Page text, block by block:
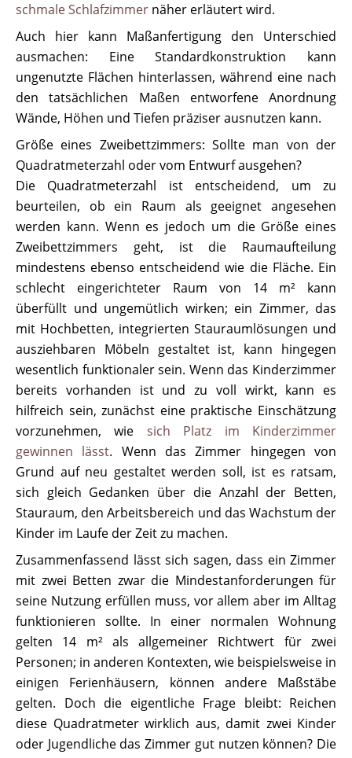
schmale Schlafzimmer näher erläutert wird.
Auch hier kann Maßanfertigung den Unterschied
ausmachen: Eine Standardkonstruktion kann
ungenutzte Flächen hinterlassen, während eine nach
den tatsächlichen Maßen entworfene Anordnung
Wände, Höhen und Tiefen präziser ausnutzen kann.
Größe eines Zweibettzimmers: Sollte man von der
Quadratmeterzahl oder vom Entwurf ausgehen?
Die Quadratmeterzahl ist entscheidend, um zu
beurteilen, ob ein Raum als geeignet angesehen
werden kann. Wenn es jedoch um die Größe eines
Zweibettzimmers geht, ist die Raumaufteilung
mindestens ebenso entscheidend wie die Fläche. Ein
schlecht eingerichteter Raum von 14 m² kann
überfüllt und ungemütlich wirken; ein Zimmer, das
mit Hochbetten, integrierten Stauraumlösungen und
ausziehbaren Möbeln gestaltet ist, kann hingegen
wesentlich funktionaler sein. Wenn das Kinderzimmer
bereits vorhanden ist und zu voll wirkt, kann es
hilfreich sein, zunächst eine praktische Einschätzung
vorzunehmen, wie sich Platz im Kinderzimmer
gewinnen lässt. Wenn das Zimmer hingegen von
Grund auf neu gestaltet werden soll, ist es ratsam,
sich gleich Gedanken über die Anzahl der Betten,
Stauraum, den Arbeitsbereich und das Wachstum der
Kinder im Laufe der Zeit zu machen.
Zusammenfassend lässt sich sagen, dass ein Zimmer
mit zwei Betten zwar die Mindestanforderungen für
seine Nutzung erfüllen muss, vor allem aber im Alltag
funktionieren sollte. In einer normalen Wohnung
gelten 14 m² als allgemeiner Richtwert für zwei
Personen; in anderen Kontexten, wie beispielsweise in
einigen Ferienhäusern, können andere Maßstäbe
gelten. Doch die eigentliche Frage bleibt: Reichen
diese Quadratmeter wirklich aus, damit zwei Kinder
oder Jugendliche das Zimmer gut nutzen können? Die